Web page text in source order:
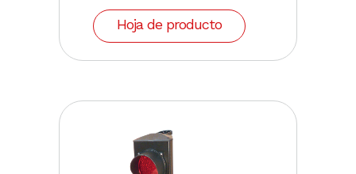
Hoja de producto